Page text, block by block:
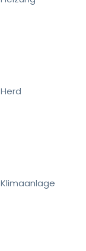
Herd
Klimaanlage